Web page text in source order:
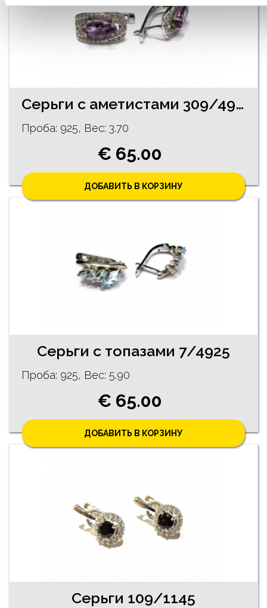
Серьги с аметистами 309/4915
Проба: 925, Bес: 3.70
€ 65.00
ДОБАВИТЬ В КОРЗИНУ
Серьги с топазами 7/4925
Проба: 925, Bес: 5.90
€ 65.00
ДОБАВИТЬ В КОРЗИНУ
Серьги 109/1145